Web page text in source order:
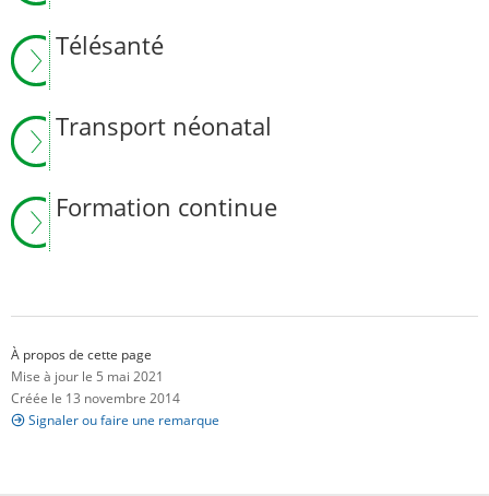
Télésanté
Transport néonatal
Formation continue
À propos de cette page
Mise à jour le 5 mai 2021
Créée le 13 novembre 2014
Signaler ou faire une remarque